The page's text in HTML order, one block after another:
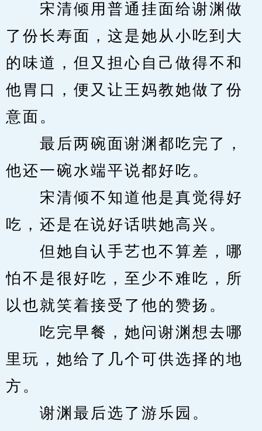
宋清倾用普通挂面给谢渊做
了份长寿面，这是她从小吃到大
的味道，但又担心自己做得不和
他胃口，便又让王妈教她做了份
意面。
最后两碗面谢渊都吃完了，
他还一碗水端平说都好吃。
宋清倾不知道他是真觉得好
吃，还是在说好话哄她高兴。
但她自认手艺也不算差，哪
怕不是很好吃，至少不难吃，所
以也就笑着接受了他的赞扬。
吃完早餐，她问谢渊想去哪
里玩，她给了几个可供选择的地
方。
谢渊最后选了游乐园。